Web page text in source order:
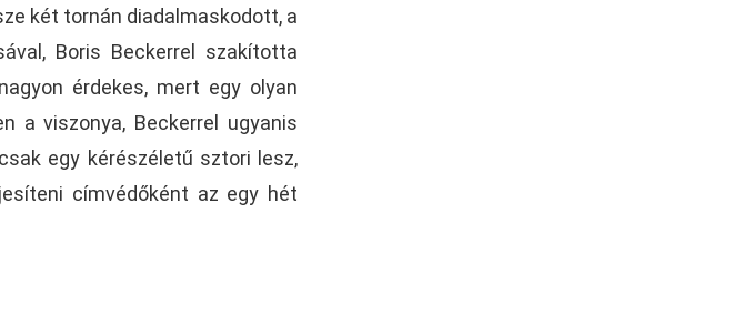
két tornán diadalmaskodott, a
Boris Beckerrel szakította
érdekes, mert egy olyan
a viszonya, Beckerrel ugyanis
egy kérészéletű sztori lesz,
címvédőként az egy hét